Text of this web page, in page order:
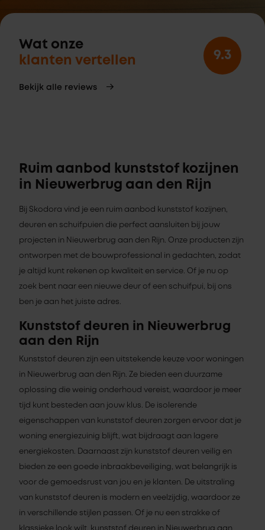
Wat onze
klanten vertellen
Bekijk alle reviews
9.3
Ruim aanbod kunststof kozijnen
in Nieuwerbrug aan den Rijn
Bij Skodora vind je een ruim aanbod kunststof kozijnen,
deuren en schuifpuien die perfect aansluiten bij jouw
projecten in Nieuwerbrug aan den Rijn. Onze producten zijn
ontworpen met de bouwprofessional in gedachten, zodat
je altijd kunt rekenen op kwaliteit en service. Of je nu op
zoek bent naar een nieuwe deur of een schuifpui, bij ons
ben je aan het juiste adres.
Kunststof deuren in Nieuwerbrug
aan den Rijn
Kunststof deuren zijn een uitstekende keuze voor woningen
in Nieuwerbrug aan den Rijn. Ze bieden een duurzame
oplossing die weinig onderhoud vereist, waardoor je meer
tijd kunt besteden aan jouw klus. De isolerende
eigenschappen van kunststof deuren zorgen ervoor dat je
woning energiezuinig blijft, wat bijdraagt aan lagere
energiekosten. Daarnaast zijn kunststof deuren veilig en
bieden ze een goede inbraakbeveiliging, wat belangrijk is
voor de gemoedsrust van jou en je klanten. De uitstraling
van kunststof deuren is modern en veelzijdig, waardoor ze
in verschillende stijlen passen. Of je nu een strakke of
klassieke look wilt, kunststof deuren in Nieuwerbrug aan